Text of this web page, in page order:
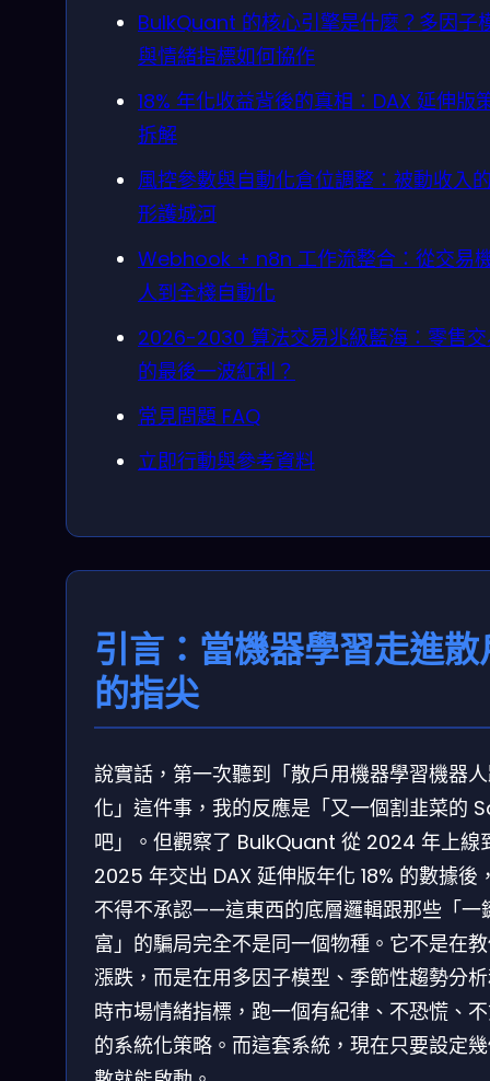
BulkQuant 的核心引擎是什麼？多因子
與情緒指標如何協作
18% 年化收益背後的真相：DAX 延伸版
拆解
風控參數與自動化倉位調整：被動收入
形護城河
Webhook + n8n 工作流整合：從交易
人到全棧自動化
2026-2030 算法交易兆級藍海：零售
的最後一波紅利？
常見問題 FAQ
立即行動與參考資料
引言：當機器學習走進散
的指尖
說實話，第一次聽到「散戶用機器學習機器
化」這件事，我的反應是「又一個割韭菜的
吧」。但觀察了 BulkQuant 從 2024 年上線
2025 年交出 DAX 延伸版年化 18% 的數據後
不得不承認——這東西的底層邏輯跟那些「一
富」的騙局完全不是同一個物種。它不是在
漲跌，而是在用多因子模型、季節性趨勢分
時市場情緒指標，跑一個有紀律、不恐慌、
的系統化策略。而這套系統，現在只要設定